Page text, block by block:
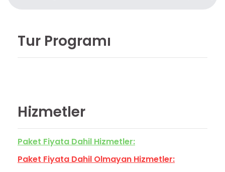
Tur Programı
Hizmetler
Paket Fiyata Dahil Hizmetler:
Paket Fiyata Dahil Olmayan Hizmetler: